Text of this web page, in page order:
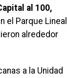
al 100,
el Parque Lineal
alrededor
a la Unidad